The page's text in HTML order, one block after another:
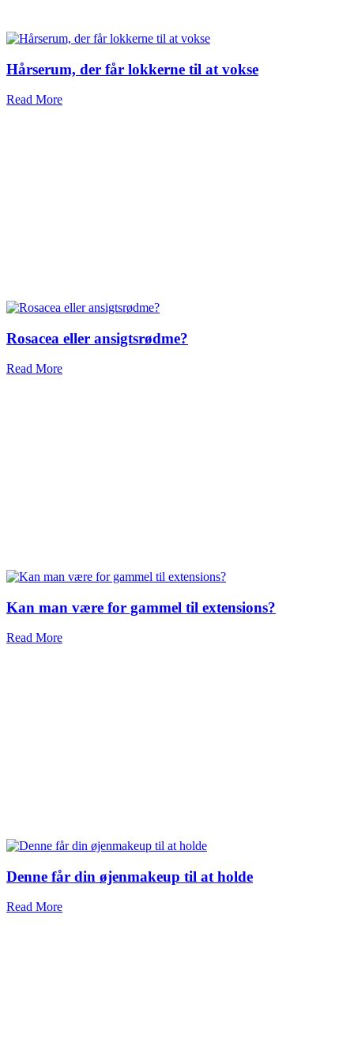
Hårserum, der får lokkerne til at vokse
Read More
Rosacea eller ansigtsrødme?
Read More
Kan man være for gammel til extensions?
Read More
Denne får din øjenmakeup til at holde
Read More